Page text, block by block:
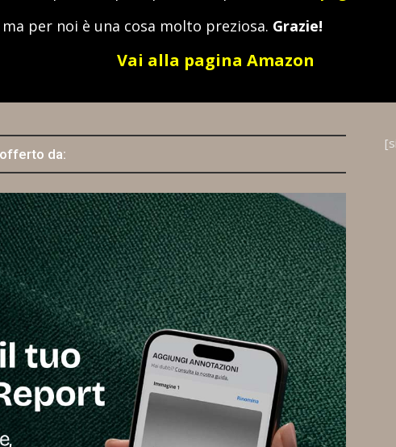
ma per noi è una cosa molto preziosa. Grazie!
Vai alla pagina Amazon
da: